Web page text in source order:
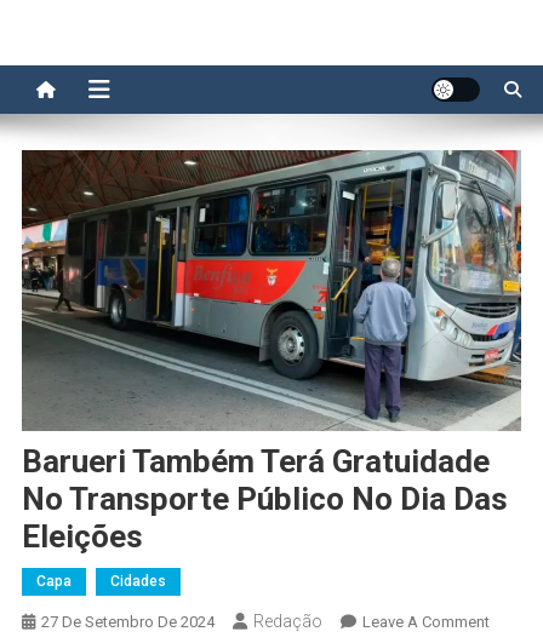
Barueri Também Terá Gratuidade
No Transporte Público No Dia Das
Eleições
Capa Cidades
27 De Setembro De 2024 Redação Leave A CommentOn